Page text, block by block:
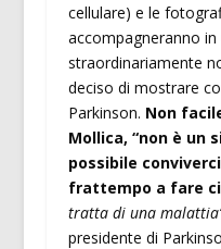
cellulare) e le
accompagneranno
straordinariamente
deciso di mostrare
Parkinson. Non
Mollica, “non è un
possibile
frattempo a fare
tratta di una
presidente di